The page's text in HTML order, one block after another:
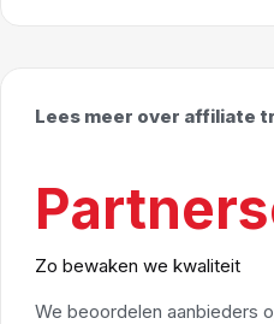
Lees meer over affiliate
Zo bewaken we kwaliteit
We beoordelen aanbieders